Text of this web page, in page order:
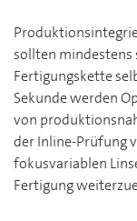
sollten mindestens
Fertigungskette
Sekunde werden
von
der Inline-Prüfung
fokusvariablen
Fertigung